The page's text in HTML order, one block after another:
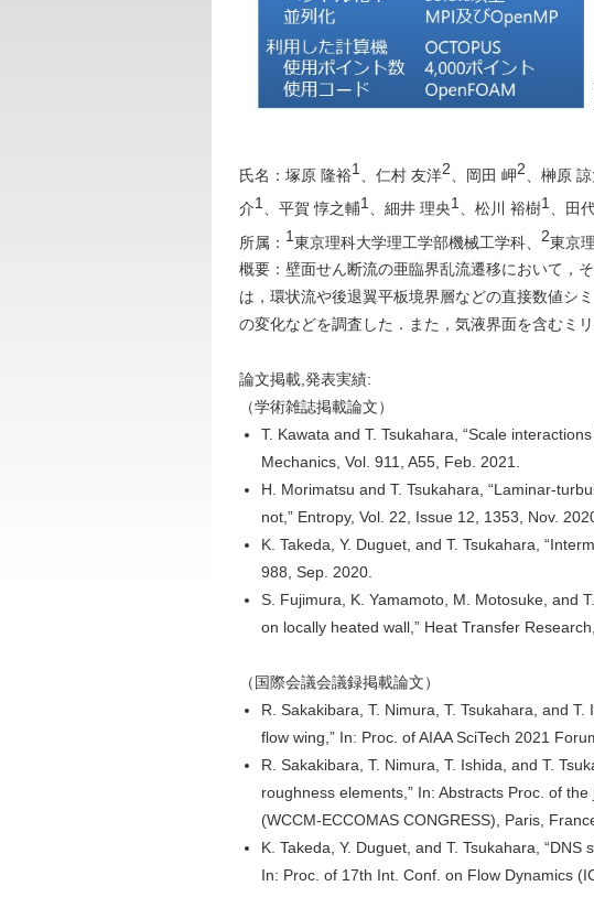
氏名：塚原 隆裕1 、仁村 友洋2 、岡田 岬2 、榊原
介1 、平賀 惇之輔1 、細井 理央1 、松川 裕樹1 、田
所属： 1東京理科大学理工学部機械工学科、 2東京
概要：壁面せん断流の亜臨界乱流遷移において，
は，環状流や後退翼平板境界層などの直接数値シ
の変化などを調査した．また，気液界面を含むミ
論文掲載,発表実績:
（学術雑誌掲載論文）
T. Kawata and T. Tsukahara, “Scale
Mechanics, Vol. 911, A55, Feb. 2021.
H. Morimatsu and T. Tsukahara, “Laminar-
not,” Entropy, Vol. 22, Issue 12, 1353, Nov.
K. Takeda, Y. Duguet, and T. Tsukahara,
988, Sep. 2020.
S. Fujimura, K. Yamamoto, M. Motosuke, and
on locally heated wall,” Heat Transfer
（国際会議会議録掲載論文）
R. Sakakibara, T. Nimura, T. Tsukahara, and
flow wing,” In: Proc. of AIAA SciTech 2021
R. Sakakibara, T. Nimura, T. Ishida, and T.
roughness elements,” In: Abstracts Proc. of
(WCCM-ECCOMAS CONGRESS), Paris,
K. Takeda, Y. Duguet, and T. Tsukahara,
In: Proc. of 17th Int. Conf. on Flow Dynamics